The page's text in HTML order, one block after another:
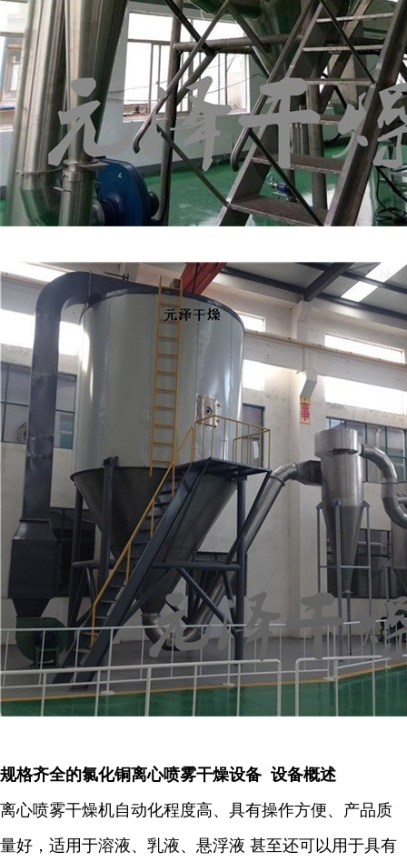
规格齐全的氯化铜离心喷雾干燥设备 设备概述
离心喷雾干燥机自动化程度高、具有操作方便、产品质
量好，适用于溶液、乳液、悬浮液 甚至还可以用于具有